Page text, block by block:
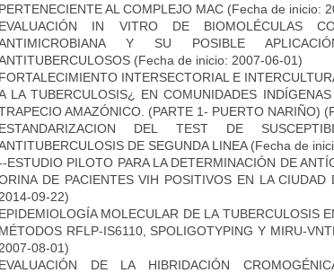
PERTENECIENTE AL COMPLEJO MAC (Fecha de inicio:
EVALUACIÓN IN VITRO DE BIOMOLÉCULAS
Y SU POSIBLE
(Fecha de inicio: 2007-06-01)
FORTALECIMIENTO INTERSECTORIAL E
LA TUBERCULOSIS¿ EN COMUNIDADES
AMAZÓNICO. (PARTE 1- PUERTO NARIÑO)
ESTANDARIZACION DEL TEST DE
DE SEGUNDA LINEA(Fecha de
ESTUDIO PILOTO PARA LA DETERMINACIÓN DE
DE PACIENTES VIH POSITIVOS EN LA CIUDAD
2014-09-22)
EPIDEMIOLOGÍA MOLECULAR DE LA TUBERCULOSIS
MÉTODOS RFLP-IS6110, SPOLIGOTYPING Y MIRU-
2007-08-01)
EVALUACIÓN DE LA HIBRIDACIÓN